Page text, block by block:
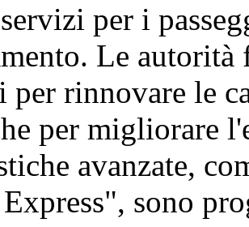
per i
Le autorità
per rinnovare le
per migliorare
avanzate,
sono